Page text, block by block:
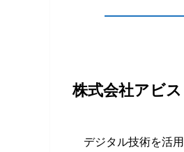
株式会社アビ
デジタル技術を活